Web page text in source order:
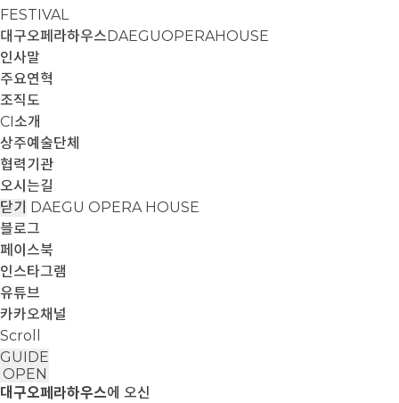
FESTIVAL
대구오페라하우스DAEGUOPERAHOUSE
인사말
주요연혁
조직도
CI소개
상주예술단체
협력기관
오시는길
닫기 DAEGU OPERA HOUSE
블로그
페이스북
인스타그램
유튜브
카카오채널
Scroll
GUIDE
OPEN
대구오페라하우스에 오신